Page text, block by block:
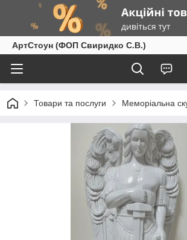
АртСтоун (ФОП Свиридко С.В.)
Товари та послуги Меморіальна